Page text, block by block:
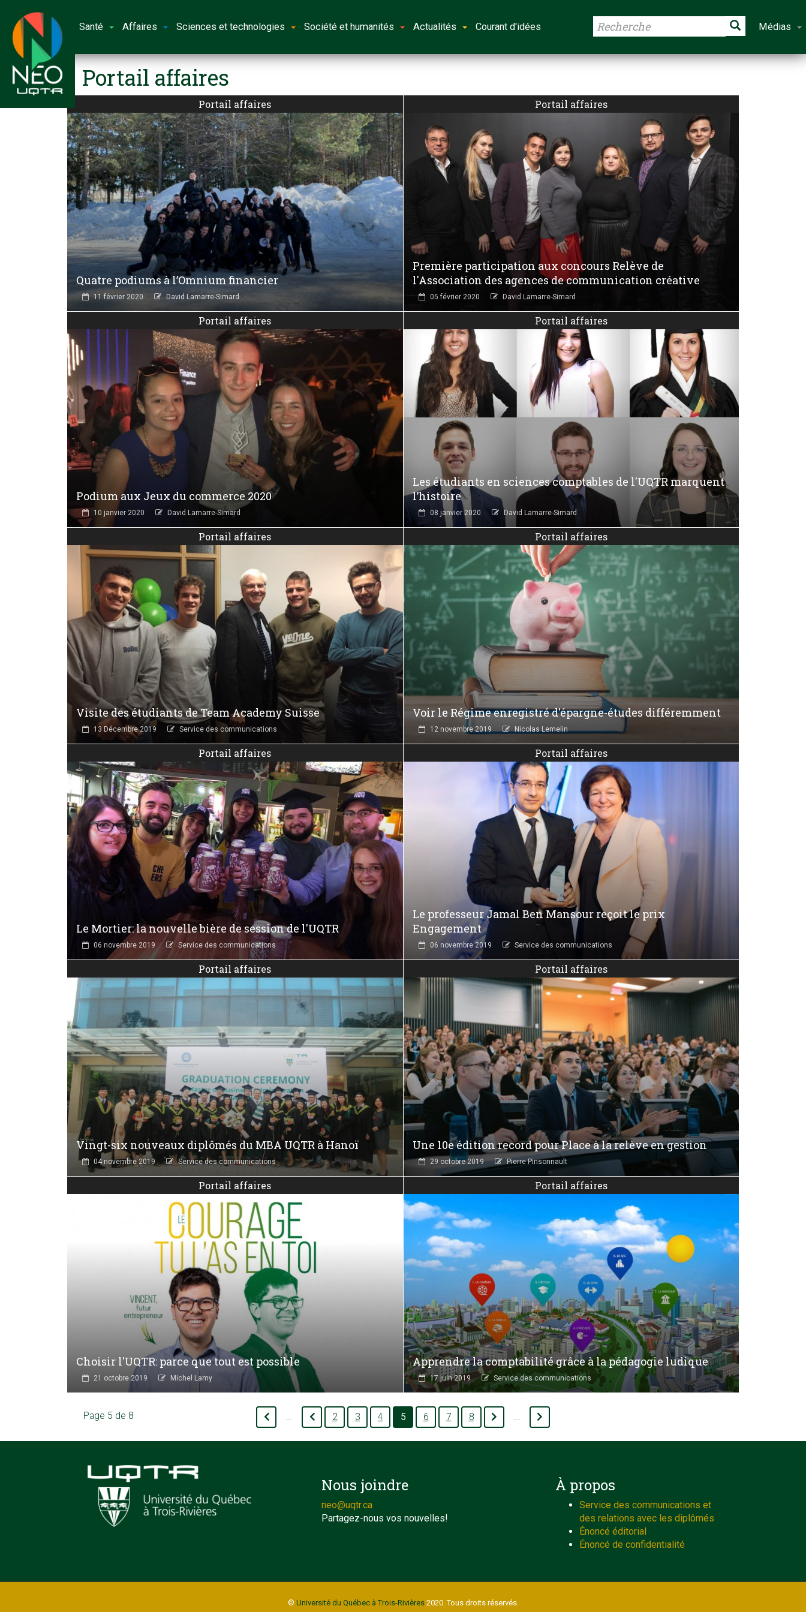
Santé Affaires Sciences et technologies Société et humanités Actualités Courant d'idées Médias
Portail affaires
Portail affaires
Quatre podiums à l’Omnium financier
11 février 2020 David Lamarre-Simard
Portail affaires
Première participation aux concours Relève de
l'Association des agences de communication créative
05 février 2020 David Lamarre-Simard
Portail affaires
Podium aux Jeux du commerce 2020
10 janvier 2020 David Lamarre-Simard
Portail affaires
Les étudiants en sciences comptables de l'UQTR marquent
l’histoire
08 janvier 2020 David Lamarre-Simard
Portail affaires
Visite des étudiants de Team Academy Suisse
13 Décembre 2019 Service des communications
Portail affaires
Voir le Régime enregistré d'épargne-études différemment
12 novembre 2019 Nicolas Lemelin
Portail affaires
Le Mortier: la nouvelle bière de session de l'UQTR
06 novembre 2019 Service des communications
Portail affaires
Le professeur Jamal Ben Mansour reçoit le prix
Engagement
06 novembre 2019 Service des communications
Portail affaires
Vingt-six nouveaux diplômés du MBA UQTR à Hanoï
04 novembre 2019 Service des communications
Portail affaires
Une 10e édition record pour Place à la relève en gestion
29 octobre 2019 Pierre Pinsonnault
Portail affaires
Choisir l'UQTR: parce que tout est possible
21 octobre 2019 Michel Lamy
Portail affaires
Apprendre la comptabilité grâce à la pédagogie ludique
17 juin 2019 Service des communications
Page 5 de 8 2 3 4 5 6 7 8
Nous joindre
neo@uqtr.ca
Partagez-nous vos nouvelles!
À propos
Service des communications et
des relations avec les diplômés
Énoncé éditorial
Énoncé de confidentialité
© Université du Québec à Trois-Rivières2020. Tous droits réservés.